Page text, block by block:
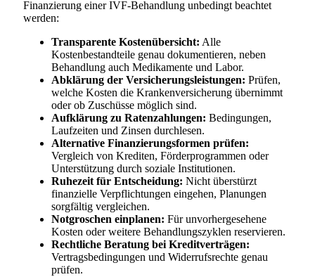
Finanzierung einer IVF-Behandlung unbedingt beachtet
werden:
Transparente Kostenübersicht: Alle
Kostenbestandteile genau dokumentieren, neben
Behandlung auch Medikamente und Labor.
Abklärung der Versicherungsleistungen: Prüfen,
welche Kosten die Krankenversicherung übernimmt
oder ob Zuschüsse möglich sind.
Aufklärung zu Ratenzahlungen: Bedingungen,
Laufzeiten und Zinsen durchlesen.
Alternative Finanzierungsformen prüfen:
Vergleich von Krediten, Förderprogrammen oder
Unterstützung durch soziale Institutionen.
Ruhezeit für Entscheidung: Nicht überstürzt
finanzielle Verpflichtungen eingehen, Planungen
sorgfältig vergleichen.
Notgroschen einplanen: Für unvorhergesehene
Kosten oder weitere Behandlungszyklen reservieren.
Rechtliche Beratung bei Kreditverträgen:
Vertragsbedingungen und Widerrufsrechte genau
prüfen.